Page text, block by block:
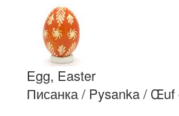
Egg, Easter
Писанка / Pysanka / Œuf